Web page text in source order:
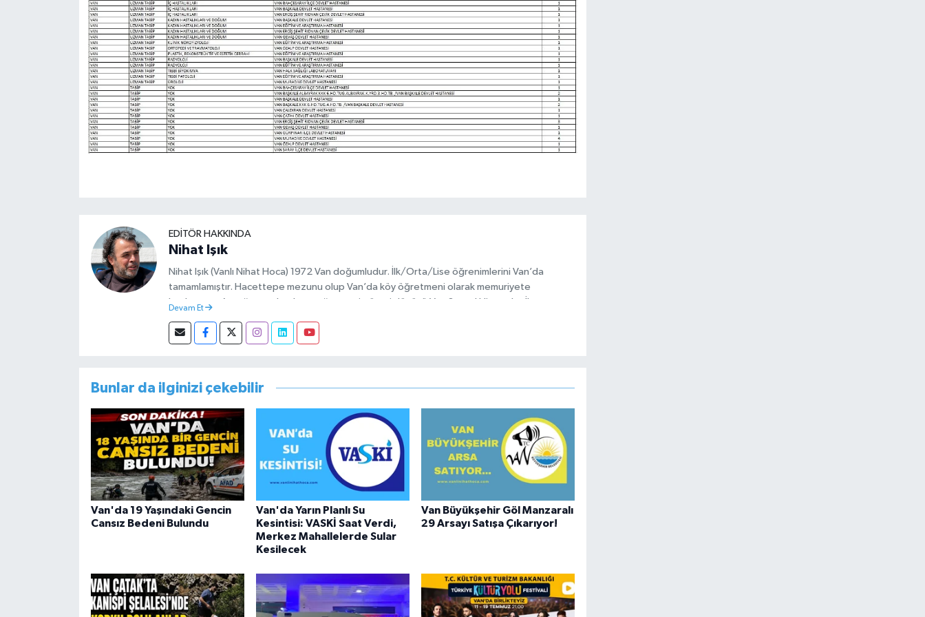
EDITÖR HAKKINDA
Nihat Işık
Nihat Işık (Vanlı Nihat Hoca) 1972 Van doğumludur. İlk/Orta/Lise öğrenimlerini Van’da
tamamlamıştır. Hacettepe mezunu olup Van’da köy öğretmeni olarak memuriyete
başlamıştır. Asteğmen olarak yaptığı vatani görevi dönüşü Van Sosyal Hizmetler İl
görevini yürütürken istifa edip sosyal medyayı tercih etmiştir.
Devam Et
Bunlar da ilginizi çekebilir
Van'da 19 Yaşındaki Gencin
Cansız Bedeni Bulundu
Van'da Yarın Planlı Su
Kesintisi: VASKİ Saat Verdi,
Merkez Mahallelerde Sular
Kesilecek
Van Büyükşehir Göl Manzaralı
29 Arsayı Satışa Çıkarıyor!